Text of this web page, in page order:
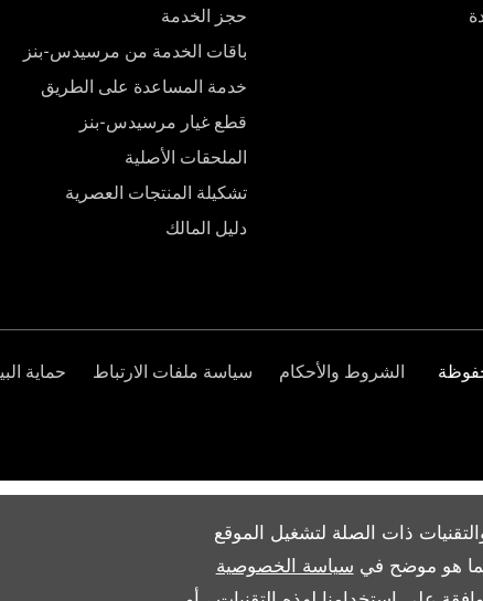
ذات الصلة لتشغيل الموقع
كما هو موضح في سياسة الخصوصية
حجز الخدمة
باقات الخدمة من مرسيدس-بنز
خدمة المساعدة على الطريق
قطع غيار مرسيدس-بنز
الملحقات الأصلية
تشكيلة المنتجات العصرية
دليل المالك
الشروط والأحكام سياسة ملفات الارتباط حماية